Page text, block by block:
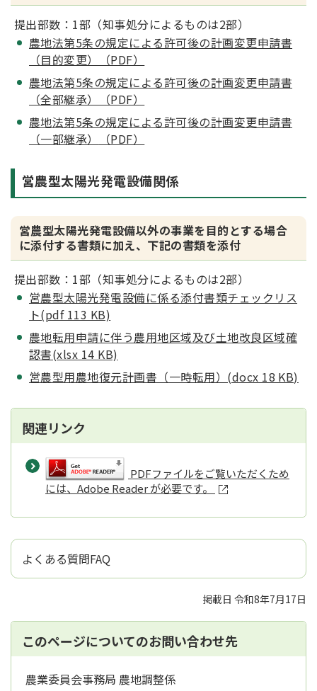
提出部数：1部（知事処分によるものは2部）
農地法第5条の規定による許可後の計画変更申請書
（目的変更）（PDF）
農地法第5条の規定による許可後の計画変更申請書
（全部継承）（PDF）
農地法第5条の規定による許可後の計画変更申請書
（一部継承）
（PDF）
営農型太陽光発電設備関係
営農型太陽光発電設備以外の事業を目的とする場合
に添付する書類に加え、下記の書類を添付
提出部数：1部（知事処分によるものは2部）
営農型太陽光発電設備に係る添付書類チェックリス
ト(pdf 113 KB)
農地転用申請に伴う農用地区域及び土地改良区域確
認書(xlsx 14 KB)
営農型用農地復元計画書（一時転用）(docx 18 KB)
関連リンク
PDFファイルをご覧いただくため
には、Adobe Reader が必要です。
よくある質問FAQ
掲載日 令和8年7月17日
このページについてのお問い合わせ先
農業委員会事務局 農地調整係